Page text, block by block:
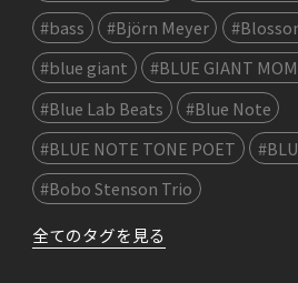
#bass
#Björn Meyer
#blue giant
#BLUE GIANT
#Blue Lab Beats
#Blue Note
#BLUE NOTE TONE POET
#Bobo Stenson Trio
全てのタグを見る